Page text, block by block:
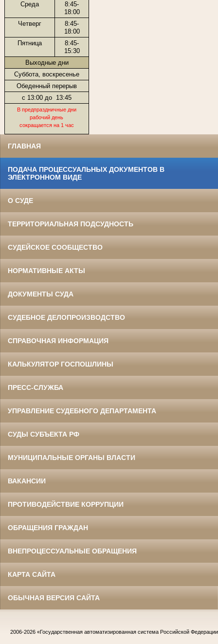
Среда
8:45-
18:00
Четверг
8:45-
18:00
Пятница
8:45-
15:30
Выходные дни
Суббота, воскресенье
Обеденный перерыв
с 13:00 до 13:45
В предпраздничные дни
рабочий день
сокращается на 1 час
ГЛАВНАЯ
ПОДАЧА ПРОЦЕССУАЛЬНЫХ ДОКУМЕНТОВ В
ЭЛЕКТРОННОМ ВИДЕ
О СУДЕ
ТЕРРИТОРИАЛЬНАЯ ПОДСУДНОСТЬ
СУДЕЙСКОЕ СООБЩЕСТВО
НОРМАТИВНЫЕ АКТЫ
ДОКУМЕНТЫ СУДА
СУДЕБНОЕ ДЕЛОПРОИЗВОДСТВО
СПРАВОЧНАЯ ИНФОРМАЦИЯ
КАЛЬКУЛЯТОР ГОСПОШЛИНЫ
ПРЕСС-СЛУЖБА
УПРАВЛЕНИЕ СУДЕБНОГО ДЕПАРТАМЕНТА
СУДЫ СУБЪЕКТА РФ
МУНИЦИПАЛЬНЫЕ ОРГАНЫ ВЛАСТИ
ВАКАНСИИ
ПРОТИВОДЕЙСТВИЕ КОРРУПЦИИ
ОБРАЩЕНИЯ ГРАЖДАН
ВНЕПРОЦЕССУАЛЬНЫЕ ОБРАЩЕНИЯ
КАРТА САЙТА
ОБЫЧНАЯ ВЕРСИЯ САЙТА
2006-2026 «Государственная автоматизированная система Российской